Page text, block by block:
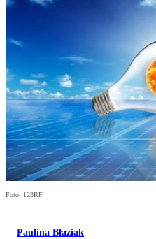
Foto: 123RF
Paulina Błaziak